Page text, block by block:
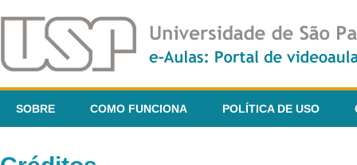
SOBRE COMO FUNCIONA POLÍTICA DE USO